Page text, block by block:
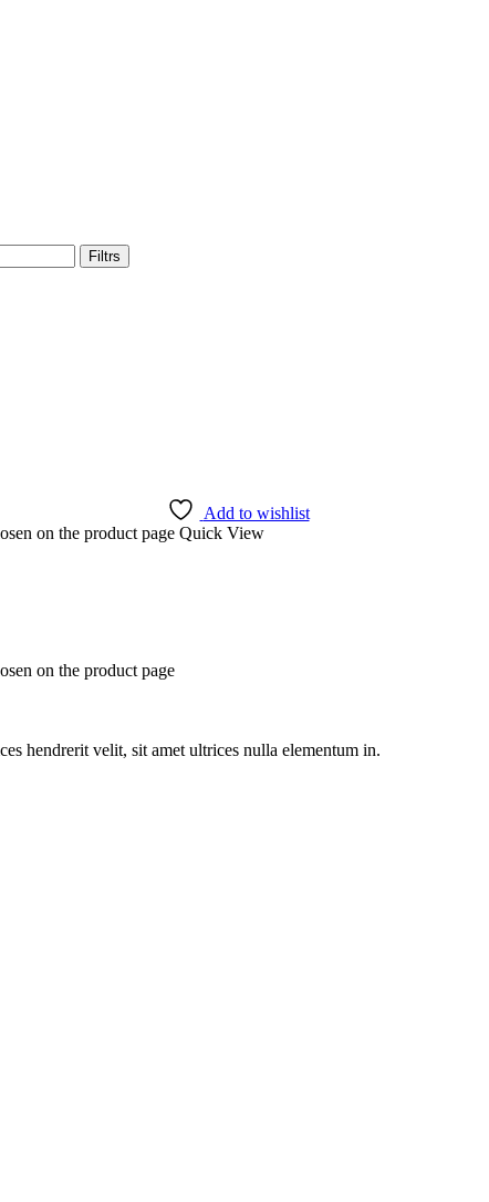
Filtrs
Add to wishlist
on the product page Quick View
on the product page
hendrerit velit, sit amet ultrices nulla elementum in.